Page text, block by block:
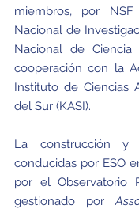
miembros, por
Nacional de
Nacional de
cooperación con la
Instituto de Ciencias
del Sur (KASI).
La construcción y
conducidas por ESO
por el Observatorio
gestionado por